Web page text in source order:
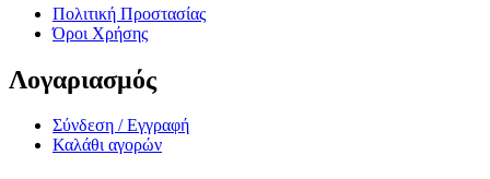
Πολιτική Προστασίας
Όροι Χρήσης
Λογαριασμός
Σύνδεση / Εγγραφή
Καλάθι αγορών